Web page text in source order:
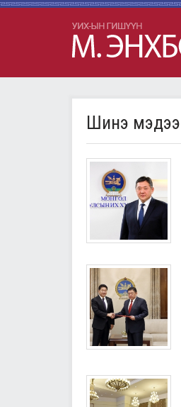
Шинэ мэдээ